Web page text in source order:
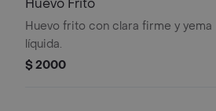
Huevo Frito
Huevo frito con clara firme y yema
líquida.
$ 2000